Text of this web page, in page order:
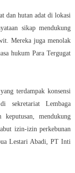
dan hutan adat di lokasi
sikap mendukung
Mereka juga menolak
hukum Para Tergugat
terdampak konsensi
sekretariat Lembaga
mendukung
izin-izin perkebunan
Lestari Abadi, PT Inti